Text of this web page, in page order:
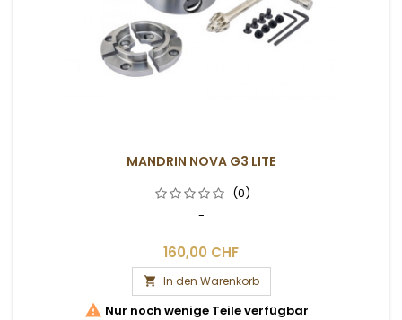
MANDRIN NOVA G3 LITE
(0)
-
160,00 CHF
 In den Warenkorb
 Nur noch wenige Teile verfügbar